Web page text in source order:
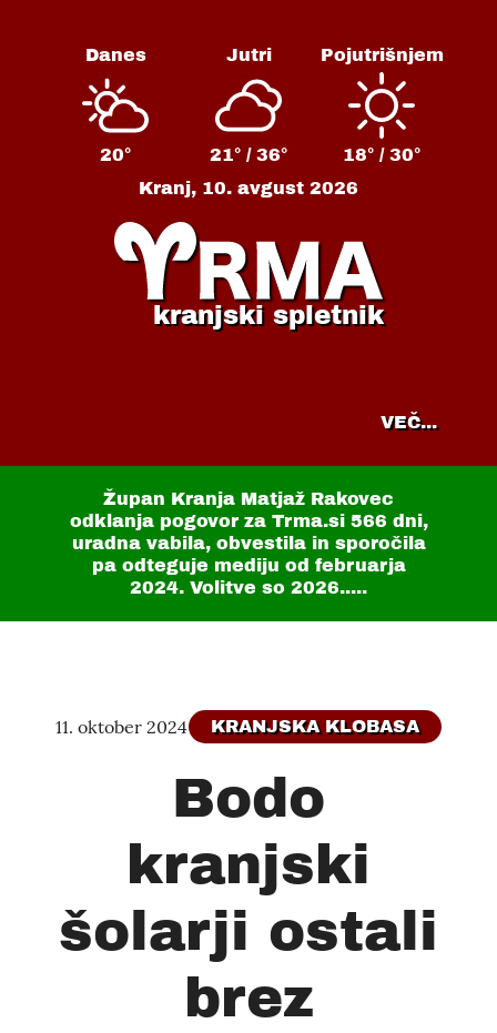
Danes
20°
Jutri
21° / 36°
Pojutrišnjem
18° / 30°
Kranj, 10. avgust 2026
kranjski spletnik
VEČ...
Župan Kranja Matjaž Rakovec
odklanja pogovor za Trma.si 566 dni,
uradna vabila, obvestila in sporočila
pa odteguje mediju od februarja
2024. Volitve so 2026.....
11. oktober 2024 KRANJSKA KLOBASA
Bodo
kranjski
šolarji ostali
brez